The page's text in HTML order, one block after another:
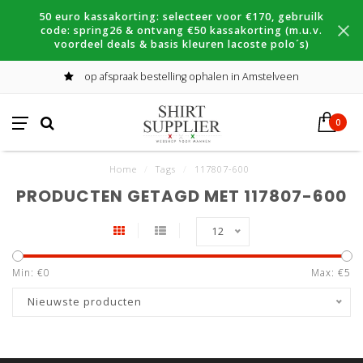
50 euro kassakorting: selecteer voor €170, gebruilk
code: spring26 & ontvang €50 kassakorting (m.u.v.
voordeel deals & basis kleuren lacoste polo´s)
op afspraak bestelling ophalen in Amstelveen
0
Home Tags 117807-600
PRODUCTEN GETAGD MET 117807-600
12
Min: €0 Max: €5
Nieuwste producten